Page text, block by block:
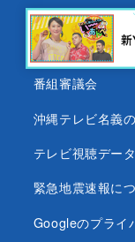
沖縄テレビ放送
沖縄県内放送局
番組審議会
沖縄テレビ名義
テレビ視聴デー
緊急地震速報に
Googleのプライ